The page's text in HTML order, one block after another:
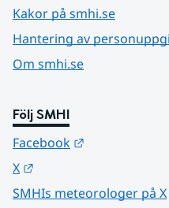
Kakor på smhi.se
Hantering av
Om smhi.se
Följ SMHI
Facebook
X
SMHIs meteorologer på X